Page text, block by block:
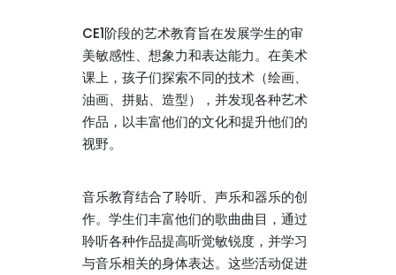
CE1阶段的艺术教育旨在发展学生的审
美敏感性、想象力和表达能力。在美术
课上，孩子们探索不同的技术（绘画、
油画、拼贴、造型），并发现各种艺术
作品，以丰富他们的文化和提升他们的
视野。
音乐教育结合了聆听、声乐和器乐的创
作。学生们丰富他们的歌曲曲目，通过
聆听各种作品提高听觉敏锐度，并学习
与音乐相关的身体表达。这些活动促进